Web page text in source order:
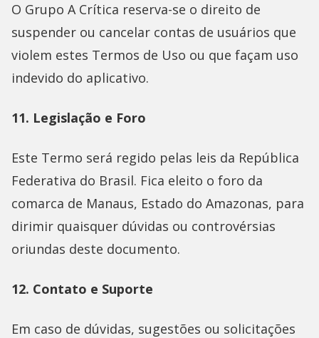
O Grupo A Crítica reserva-se o direito de
suspender ou cancelar contas de usuários que
violem estes Termos de Uso ou que façam uso
indevido do aplicativo.
11. Legislação e Foro
Este Termo será regido pelas leis da República
Federativa do Brasil. Fica eleito o foro da
comarca de Manaus, Estado do Amazonas, para
dirimir quaisquer dúvidas ou controvérsias
oriundas deste documento.
12. Contato e Suporte
Em caso de dúvidas, sugestões ou solicitações